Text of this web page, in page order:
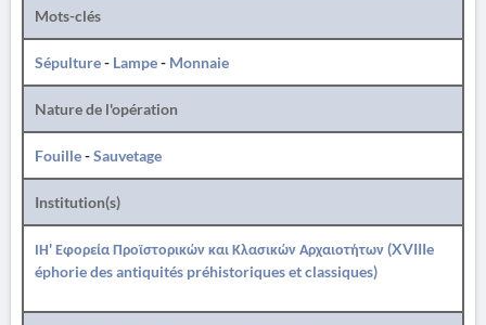
Mots-clés
Sépulture- Lampe- Monnaie
Nature de l'opération
Fouille-Sauvetage
Institution(s)
ΙΗ' Εφορεία Προϊστορικών και Κλασικών Αρχαιοτήτων (XVIIIe
éphorie des antiquités préhistoriques et classiques)